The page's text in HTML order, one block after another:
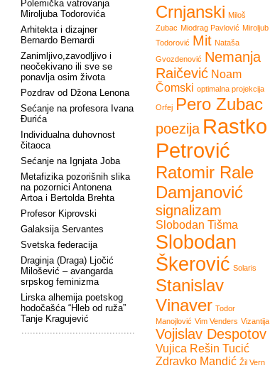
Polemička vatrovanja
Miroljuba Todorovića
Arhitekta i dizajner
Bernardo Bernardi
Zanimljivo,zavodljivo i
neočekivano ili sve se
ponavlja osim života
Pozdrav od Džona Lenona
Sećanje na profesora Ivana
Đurića
Individualna duhovnost
čitaoca
Sećanje na Ignjata Joba
Metafizika pozorišnih slika
na pozornici Antonena
Artoa i Bertolda Brehta
Profesor Kiprovski
Galaksija Servantes
Svetska federacija
Draginja (Draga) Ljočić
Milošević – avangarda
srpskog feminizma
Lirska alhemija poetskog
hodočašća “Hleb od ruža”
Tanje Kragujević
Crnjanski Miloš
Zubac Miodrag Pavlović Miroljub
Todorović Mit Nataša
Gvozdenović Nemanja
Raičević Noam
Čomski optimalna projekcija
Orfej Pero Zubac
poezija Rastko
Petrović
Ratomir Rale
Damjanović
signalizam
Slobodan Tišma
Slobodan
Škerović Solaris
Stanislav
Vinaver Todor
Manojlović Vim Venders Vizantija
Vojislav Despotov
Vujica Rešin Tucić
Zdravko Mandić Žil Vern